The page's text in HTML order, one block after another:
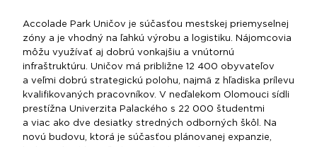
Accolade Park Uničov je súčasťou mestskej priemyselnej
zóny a je vhodný na ľahkú výrobu a logistiku. Nájomcovia
môžu využívať aj dobrú vonkajšiu a vnútornú
infraštruktúru. Uničov má približne 12 400 obyvateľov
a veľmi dobrú strategickú polohu, najmä z hľadiska prílevu
kvalifikovaných pracovníkov. V neďalekom Olomouci sídli
prestížna Univerzita Palackého s 22 000 študentmi
a viac ako dve desiatky stredných odborných škôl. Na
novú budovu, ktorá je súčasťou plánovanej expanzie,